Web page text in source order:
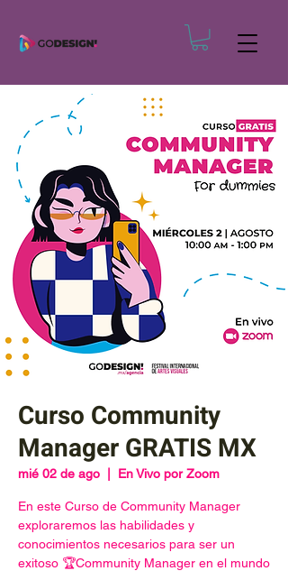
Curso Community
Manager GRATIS MX
mié 02 de ago
  |
En Vivo por Zoom
En este Curso de Community Manager
exploraremos las habilidades y
conocimientos necesarios para ser un
exitoso 🏆Community Manager en el mundo